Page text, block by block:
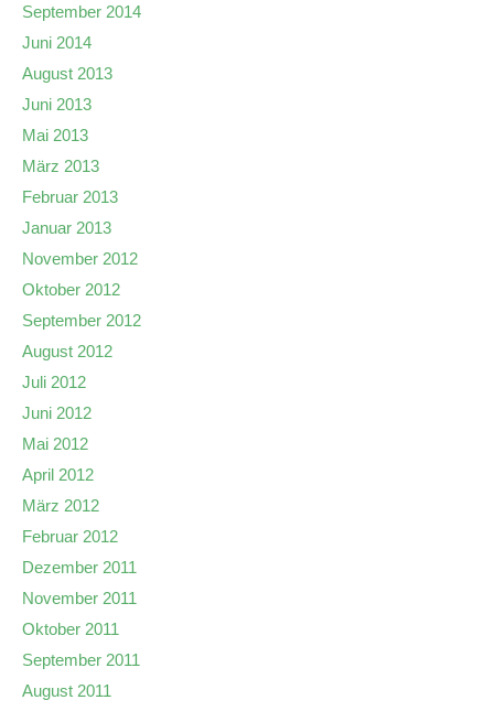
September 2014
Juni 2014
August 2013
Juni 2013
Mai 2013
März 2013
Februar 2013
Januar 2013
November 2012
Oktober 2012
September 2012
August 2012
Juli 2012
Juni 2012
Mai 2012
April 2012
März 2012
Februar 2012
Dezember 2011
November 2011
Oktober 2011
September 2011
August 2011